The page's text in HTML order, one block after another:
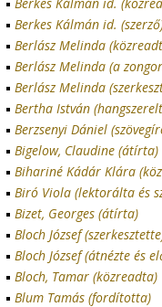
Berkes Kálmán id.
Berlász Melinda
Berlász Melinda (a
Berlász Melinda
Bertha István
Berzsenyi Dániel
Bigelow, Claudine (átírta)
Bihariné Kádár Klára
Biró Viola (lektorálta és
Bizet, Georges (átírta)
Bloch József
Bloch József (átnézte és
Bloch, Tamar (közreadta)
Blum Tamás (fordította)